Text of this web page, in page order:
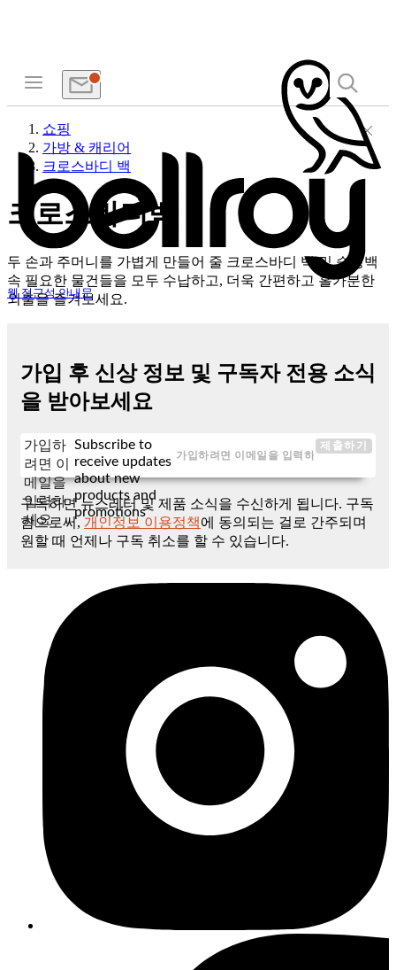
웹 접근성 안내문
쇼핑
가방 & 캐리어
크로스바디 백
크로스바디백
두 손과 주머니를 가볍게 만들어 줄 크로스바디 백 및 슬링백
속 필요한 물건들을 모두 수납하고, 더욱 간편하고 홀가분한
외출을 즐겨보세요.
가입 후 신상 정보 및 구독자 전용 소식
을 받아보세요
가입하
려면 이
메일을
입력하
세요
Subscribe to
receive updates
about new
products and
promotions
제출하기
구독하면 뉴스레터 및 제품 소식을 수신하게 됩니다. 구독
함으로써, 개인정보 이용정책에 동의되는 걸로 간주되며
원할 때 언제나 구독 취소를 할 수 있습니다.